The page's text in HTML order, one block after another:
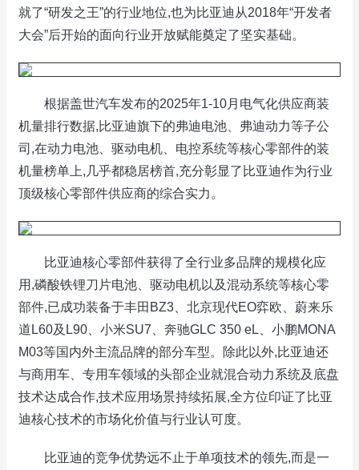
就了“研发之王”的行业地位,也为比亚迪从2018年“开发者
大会”后开始的面向行业开放赋能奠定了坚实基础。
根据盖世汽车发布的2025年1-10月电气化供应商装
机量排行数据,比亚迪旗下的弗迪电池、弗迪动力等子公
司,在动力电池、驱动电机、电控系统等核心零部件的装
机量榜单上,几乎都稳居榜首,充分彰显了比亚迪作为行业
顶级核心零部件供应商的综合实力。
比亚迪核心零部件获得了全行业多品牌的规模化应
用,磷酸铁锂刀片电池、驱动电机以及混动系统等核心零
部件,已成功装备于丰田BZ3、北京现代EO弈欧、蔚来乐
道L60及L90、小米SU7、奔驰GLC 350 eL、小鹏MONA
M03等国内外主流品牌的部分车型。除此以外,比亚迪还
与商用车、专用车领域的头部企业就混合动力系统及底盘
技术达成合作,技术应用场景持续拓展,全方位印证了比亚
迪核心技术的市场化价值与行业认可度。
比亚迪的竞争优势远不止于单项技术的领先,而是一